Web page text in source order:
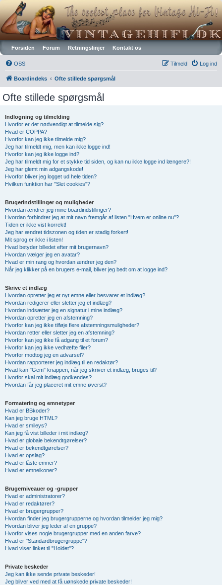
Vintagehifi.dk
Forsiden Forum Retningslinjer Kontakt os
OSS Log ind
Tilmeld
Boardindeks Ofte stillede spørgsmål
Ofte stillede spørgsmål
Indlogning og tilmelding
Hvorfor er det nødvendigt at tilmelde sig?
Hvad er COPPA?
Hvorfor kan jeg ikke tilmelde mig?
Jeg har tilmeldt mig, men kan ikke logge ind!
Hvorfor kan jeg ikke logge ind?
Jeg har tilmeldt mig for et stykke tid siden, og kan nu ikke logge ind længere?!
Jeg har glemt min adgangskode!
Hvorfor bliver jeg logget ud hele tiden?
Hvilken funktion har "Slet cookies"?
Brugerindstillinger og muligheder
Hvordan ændrer jeg mine boardindstillinger?
Hvordan forhindrer jeg at mit navn fremgår af listen "Hvem er online nu"?
Tiden er ikke vist korrekt!
Jeg har ændret tidszonen og tiden er stadig forkert!
Mit sprog er ikke i listen!
Hvad betyder billedet efter mit brugernavn?
Hvordan vælger jeg en avatar?
Hvad er min rang og hvordan ændrer jeg den?
Når jeg klikker på en brugers e-mail, bliver jeg bedt om at logge ind?
Skrive et indlæg
Hvordan opretter jeg et nyt emne eller besvarer et indlæg?
Hvordan redigerer eller sletter jeg et indlæg?
Hvordan indsætter jeg en signatur i mine indlæg?
Hvordan opretter jeg en afstemning?
Hvorfor kan jeg ikke tilføje flere afstemningsmuligheder?
Hvordan retter eller sletter jeg en afstemning?
Hvorfor kan jeg ikke få adgang til et forum?
Hvorfor kan jeg ikke vedhæfte filer?
Hvorfor modtog jeg en advarsel?
Hvordan rapporterer jeg indlæg til en redaktør?
Hvad kan "Gem" knappen, når jeg skriver et indlæg, bruges til?
Hvorfor skal mit indlæg godkendes?
Hvordan får jeg placeret mit emne øverst?
Formatering og emnetyper
Hvad er BBkoder?
Kan jeg bruge HTML?
Hvad er smileys?
Kan jeg få vist billeder i mit indlæg?
Hvad er globale bekendtgørelser?
Hvad er bekendtgørelser?
Hvad er opslag?
Hvad er låste emner?
Hvad er emneikoner?
Brugerniveauer og -grupper
Hvad er administratorer?
Hvad er redaktører?
Hvad er brugergrupper?
Hvordan finder jeg brugergrupperne og hvordan tilmelder jeg mig?
Hvordan bliver jeg leder af en gruppe?
Hvorfor vises nogle brugergrupper med en anden farve?
Hvad er "Standardbrugergruppe"?
Hvad viser linket til "Holdet"?
Private beskeder
Jeg kan ikke sende private beskeder!
Jeg bliver ved med at få uønskede private beskeder!